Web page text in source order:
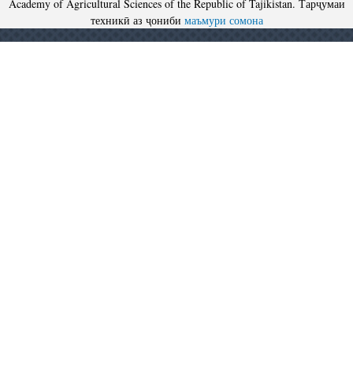
Academy of Agricultural Sciences of the Republic of Tajikistan. Тарҷумаи
техникӣ аз ҷониби маъмури сомона